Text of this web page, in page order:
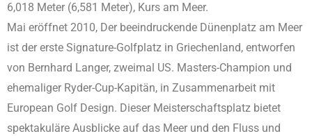
6,018 Meter (6,581 Meter), Kurs am Meer.
Mai eröffnet 2010, Der beeindruckende Dünenplatz am Meer
ist der erste Signature-Golfplatz in Griechenland, entworfen
von Bernhard Langer, zweimal US. Masters-Champion und
ehemaliger Ryder-Cup-Kapitän, in Zusammenarbeit mit
European Golf Design. Dieser Meisterschaftsplatz bietet
spektakuläre Ausblicke auf das Meer und den Fluss und